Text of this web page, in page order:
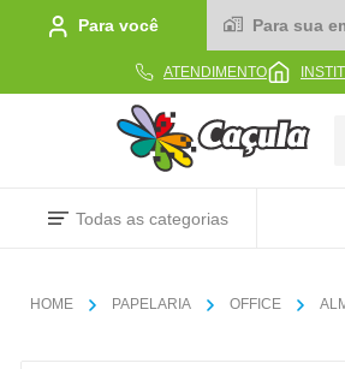
Para você Para sua
ATENDIMENTO
Todas as categorias
PAPELARIA OFFICE
TERMOS